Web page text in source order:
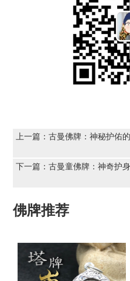
上一篇：古曼佛牌：神秘护佑
下一篇：古曼童佛牌：神奇护
佛牌推荐